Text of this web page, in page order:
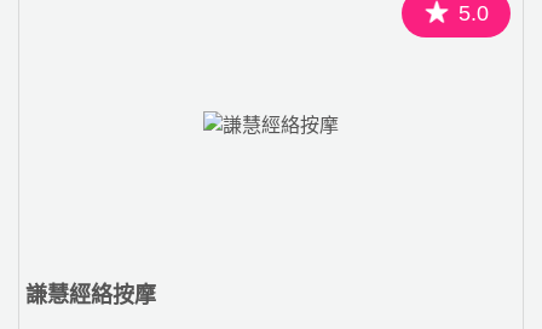
5.0
謙慧經絡按摩